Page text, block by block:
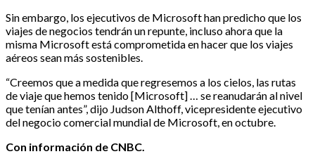
Sin embargo, los ejecutivos de Microsoft han predicho que los
viajes de negocios tendrán un repunte, incluso ahora que la
misma Microsoft está comprometida en hacer que los viajes
aéreos sean más sostenibles.
“Creemos que a medida que regresemos a los cielos, las rutas
de viaje que hemos tenido [Microsoft] … se reanudarán al nivel
que tenían antes”, dijo Judson Althoff, vicepresidente ejecutivo
del negocio comercial mundial de Microsoft, en octubre.
Con información de CNBC.